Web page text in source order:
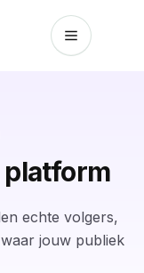
platform
echte volgers,
jouw publiek